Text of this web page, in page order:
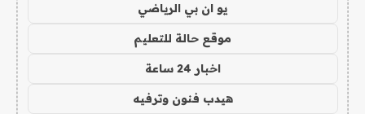
يو ان بي الرياضي
موقع حالة للتعليم
اخبار 24 ساعة
هيدب فنون وترفيه